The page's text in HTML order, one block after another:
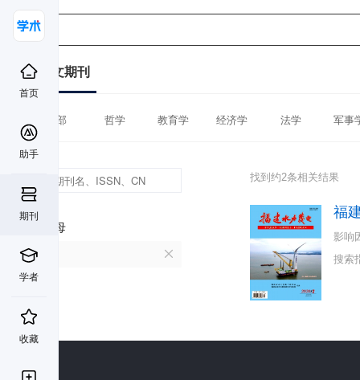
首页
助手
期刊
学者
收藏
中文期刊
全部 哲学 教育学 经济学 法学 军事
首字母
F
找到约2条相关结果
福
影响
搜索